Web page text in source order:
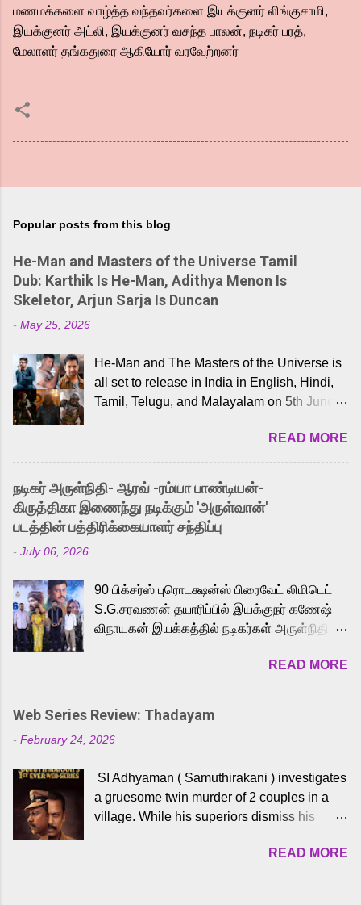
மணமக்களை வாழ்த்த வந்தவர்களை இயக்குனர் லிங்குசாமி,
இயக்குனர் அட்லி, இயக்குனர் வசந்த பாலன், நடிகர் பரத்,
மேலாளர் தங்கதுரை ஆகியோர் வரவேற்றனர்
Popular posts from this blog
He-Man and Masters of the Universe Tamil
Dub: Karthik Is He-Man, Adithya Menon Is
Skeletor, Arjun Sarja Is Duncan
- May 25, 2026
He-Man and The Masters of the Universe is
all set to release in India in English, Hindi,
Tamil, Telugu, and Malayalam on 5th June,
received a lot of love from cult He-Man fans
and offered audiences an exciting glimpse
into the world of Eternia, the recently
released Tamil trailer has also generated
strong excitement among Tamil audiences.
Adding to the growing buzz is the film’s
to the iconic superhero He-Man. Known for
memorable songs like “Behene De” from
Raavan, “Oru Maalai” from Ghajini, and
loved for his versatile voice and strong
command over multiple languages, making
him a strong fit for the legendary character.
cinema, voices the menacing Skeletor
across the Tamil, Malayalam, and Telugu
versions. Joining them is Action King Arjun...
READ MORE
நடிகர் அருள்நிதி- ஆரவ் -ரம்யா பாண்டியன்-
கிருத்திகா இணைந்து நடிக்கும் 'அருள்வான்'
படத்தின் பத்திரிக்கையாளர் சந்திப்பு
- July 06, 2026
90 பிக்சர்ஸ் புரொடக்ஷன்ஸ் பிரைவேட் லிமிடெட்
S.G.சரவணன் தயாரிப்பில் இயக்குநர் கணேஷ்
விநாயகன் இயக்கத்தில் நடிகர்கள் அருள்நிதி -
முக்கிய வேடத்தில் இணைந்து நடித்திருக்கும்
'அருள்வான்' திரைப்படத்தினை
பத்திரிக்கையாளர் சந்திப்பு சென்னையில்
நடைபெற்றது. இயக்குநர் கணேஷ் விநாயகன்
இயக்கத்தில் உருவாகியுள்ள 'அருள்வான்'
வெங்கட், ரம்யா பாண்டியன், வி டி வி கணேஷ் ,
ஜான் விஜய், பேபி கிருத்திகா, 'பருத்திவீரன்'
சரவணன், ஹரிஷ் உத்தமன் உள்ளிட்ட பலர்
செய்திருக்கும் இந்த திரைப்படத்திற்கு ஜீ. வி.
READ MORE
Web Series Review: Thadayam
- February 24, 2026
SI Adhyaman ( Samuthirakani ) investigates
a gruesome twin murder of 2 couples in a
village. While his superiors dismiss his
Sshivada ) believes in him and makes him
READ MORE